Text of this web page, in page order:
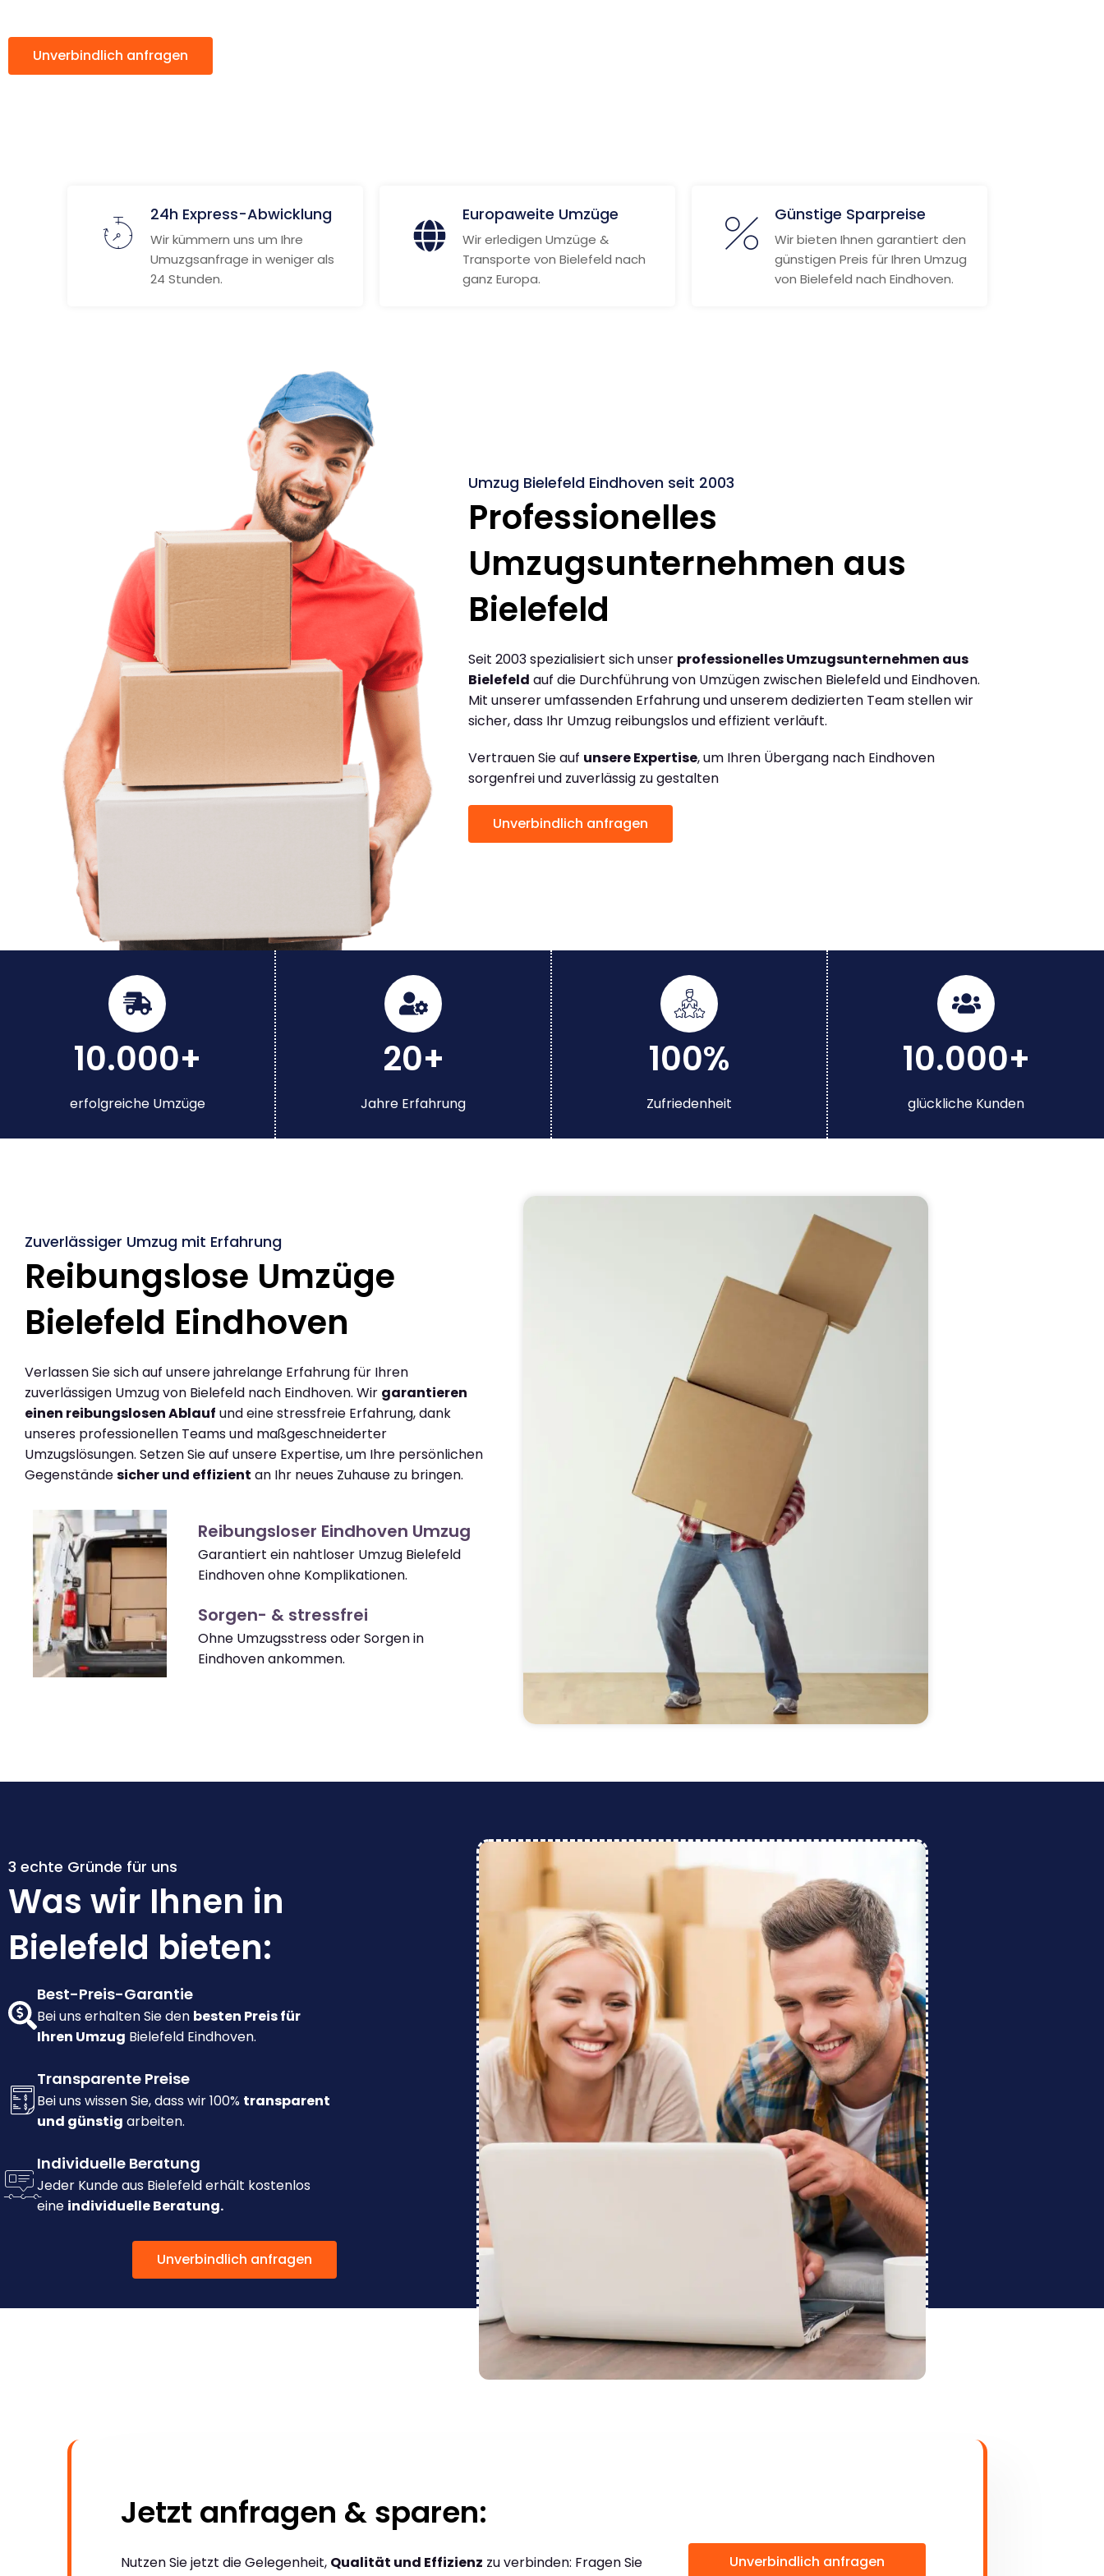
Unverbindlich anfragen
24h Express-Abwicklung
Wir kümmern uns um Ihre
Umuzgsanfrage in weniger als
24 Stunden.
Europaweite Umzüge
Wir erledigen Umzüge &
Transporte von Bielefeld nach
ganz Europa.
Günstige Sparpreise
Wir bieten Ihnen garantiert den
günstigen Preis für Ihren Umzug
von Bielefeld nach Eindhoven.
Umzug Bielefeld Eindhoven seit 2003
Professionelles
Umzugsunternehmen aus
Bielefeld
Seit 2003 spezialisiert sich unser professionelles Umzugsunternehmen aus
Bielefeld auf die Durchführung von Umzügen zwischen Bielefeld und Eindhoven.
Mit unserer umfassenden Erfahrung und unserem dedizierten Team stellen wir
sicher, dass Ihr Umzug reibungslos und effizient verläuft.
Vertrauen Sie auf unsere Expertise, um Ihren Übergang nach Eindhoven
sorgenfrei und zuverlässig zu gestalten
Unverbindlich anfragen
10.000+
erfolgreiche Umzüge
20+
Jahre Erfahrung
100%
Zufriedenheit
10.000+
glückliche Kunden
Zuverlässiger Umzug mit Erfahrung
Reibungslose Umzüge
Bielefeld Eindhoven
Verlassen Sie sich auf unsere jahrelange Erfahrung für Ihren
zuverlässigen Umzug von Bielefeld nach Eindhoven. Wir garantieren
einen reibungslosen Ablauf und eine stressfreie Erfahrung, dank
unseres professionellen Teams und maßgeschneiderter
Umzugslösungen. Setzen Sie auf unsere Expertise, um Ihre persönlichen
Gegenständesicher und effizient an Ihr neues Zuhause zu bringen.
Reibungsloser Eindhoven Umzug
Garantiert ein nahtloser Umzug Bielefeld
Eindhoven ohne Komplikationen.
Sorgen- & stressfrei
Ohne Umzugsstress oder Sorgen in
Eindhoven ankommen.
3 echte Gründe für uns
Was wir Ihnen in
Bielefeld bieten:
Best-Preis-Garantie
Bei uns erhalten Sie den besten Preis für
Ihren Umzug Bielefeld Eindhoven.
Transparente Preise
Bei uns wissen Sie, dass wir 100% transparent
und günstig arbeiten.
Individuelle Beratung
Jeder Kunde aus Bielefeld erhält kostenlos
eine individuelle Beratung.
Unverbindlich anfragen
Jetzt anfragen & sparen:
Nutzen Sie jetzt die Gelegenheit, Qualität und Effizienz zu verbinden: Fragen Sie
Unverbindlich anfragen